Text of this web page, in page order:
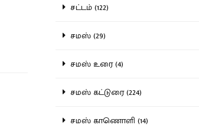
சட்டம் (122)
சமஸ் (29)
சமஸ் உரை (4)
சமஸ் கட்டுரை (224)
சமஸ் காணொளி (14)